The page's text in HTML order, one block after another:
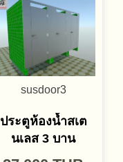
susdoor3
ประตูห้องน้ำสเต
นเลส 3 บาน